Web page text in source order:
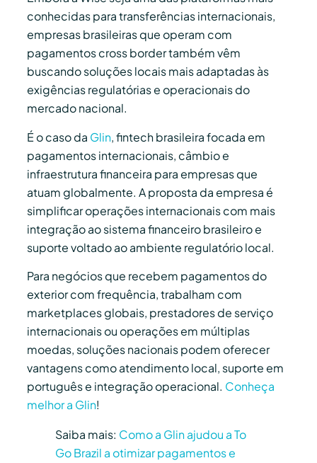
conhecidas para transferências internacionais,
empresas brasileiras que operam com
pagamentos cross border também vêm
buscando soluções locais mais adaptadas às
exigências regulatórias e operacionais do
mercado nacional.
É o caso da Glin, fintech brasileira focada em
pagamentos internacionais, câmbio e
infraestrutura financeira para empresas que
atuam globalmente. A proposta da empresa é
simplificar operações internacionais com mais
integração ao sistema financeiro brasileiro e
suporte voltado ao ambiente regulatório local.
Para negócios que recebem pagamentos do
exterior com frequência, trabalham com
marketplaces globais, prestadores de serviço
internacionais ou operações em múltiplas
moedas, soluções nacionais podem oferecer
vantagens como atendimento local, suporte em
português e integração operacional. Conheça
melhor a Glin!
Saiba mais: Como a Glin ajudou a To
Go Brazil a otimizar pagamentos e